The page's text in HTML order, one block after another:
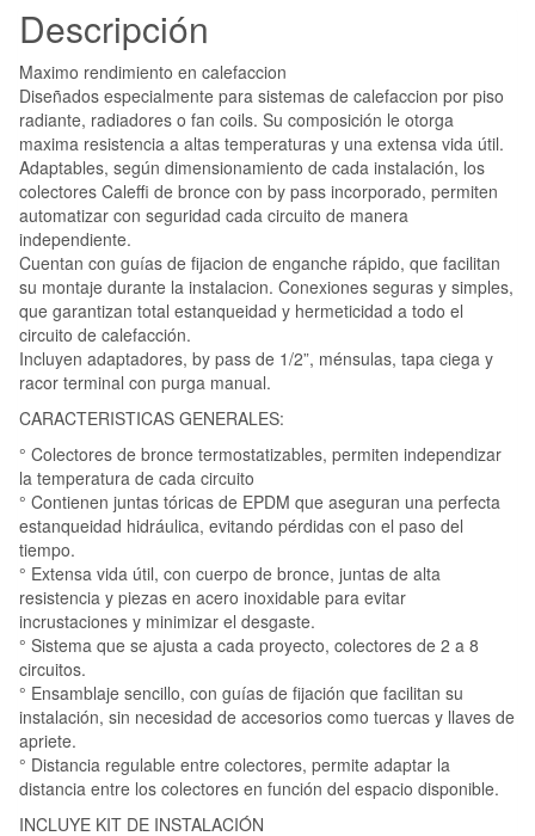
Descripción
Maximo rendimiento en calefaccion
Diseñados especialmente para sistemas de calefaccion por piso
radiante, radiadores o fan coils. Su composición le otorga
maxima resistencia a altas temperaturas y una extensa vida útil.
Adaptables, según dimensionamiento de cada instalación, los
colectores Caleffi de bronce con by pass incorporado, permiten
automatizar con seguridad cada circuito de manera
independiente.
Cuentan con guías de fijacion de enganche rápido, que facilitan
su montaje durante la instalacion. Conexiones seguras y simples,
que garantizan total estanqueidad y hermeticidad a todo el
circuito de calefacción.
Incluyen adaptadores, by pass de 1/2”, ménsulas, tapa ciega y
racor terminal con purga manual.
CARACTERISTICAS GENERALES:
° Colectores de bronce termostatizables, permiten independizar
la temperatura de cada circuito
° Contienen juntas tóricas de EPDM que aseguran una perfecta
estanqueidad hidráulica, evitando pérdidas con el paso del
tiempo.
° Extensa vida útil, con cuerpo de bronce, juntas de alta
resistencia y piezas en acero inoxidable para evitar
incrustaciones y minimizar el desgaste.
° Sistema que se ajusta a cada proyecto, colectores de 2 a 8
circuitos.
° Ensamblaje sencillo, con guías de fijación que facilitan su
instalación, sin necesidad de accesorios como tuercas y llaves de
apriete.
° Distancia regulable entre colectores, permite adaptar la
distancia entre los colectores en función del espacio disponible.
INCLUYE KIT DE INSTALACIÓN